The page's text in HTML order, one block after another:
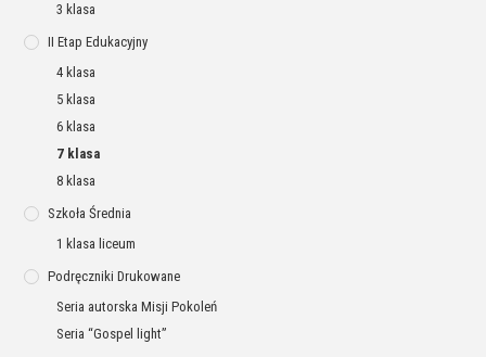
3 klasa
II Etap Edukacyjny
4 klasa
5 klasa
6 klasa
7 klasa
8 klasa
Szkoła Średnia
1 klasa liceum
Podręczniki Drukowane
Seria autorska Misji Pokoleń
Seria “Gospel light”